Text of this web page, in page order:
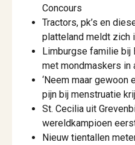
Concours
Tractors, pk’s en
platteland meldt zich
Limburgse familie bij
met mondmaskers in
‘Neem maar gewoon
pijn bij menstruatie
St. Cecilia uit
wereldkampioen
Nieuw tientallen